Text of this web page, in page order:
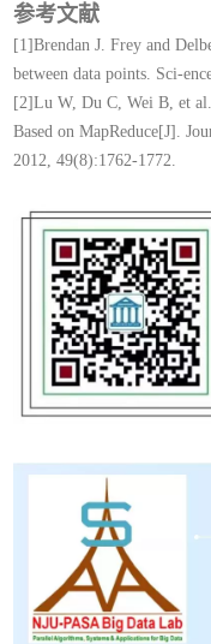
参考文献
[1]Brendan J. Frey and
between data points. Sci-
[2]Lu W, Du C, Wei B, et
Based on MapReduce[J].
2012, 49(8):1762-1772.